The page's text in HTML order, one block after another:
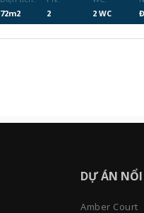
72m2
2
2 WC
DỰ ÁN
Amber Court